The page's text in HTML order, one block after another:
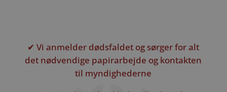
✔ Vi anmelder dødsfaldet og sørger for alt
det nødvendige papirarbejde og kontakten
til myndighederne